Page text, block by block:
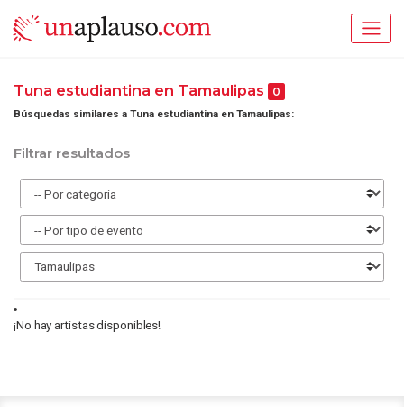
Tuna estudiantina en Tamaulipas 0
Búsquedas similares a Tuna estudiantina en Tamaulipas:
Filtrar resultados
¡No hay artistas disponibles!